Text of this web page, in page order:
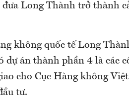
đưa Long Thành trở thành
không quốc tế Long
dự án thành phần 4 là các
cho Cục Hàng không
tư.